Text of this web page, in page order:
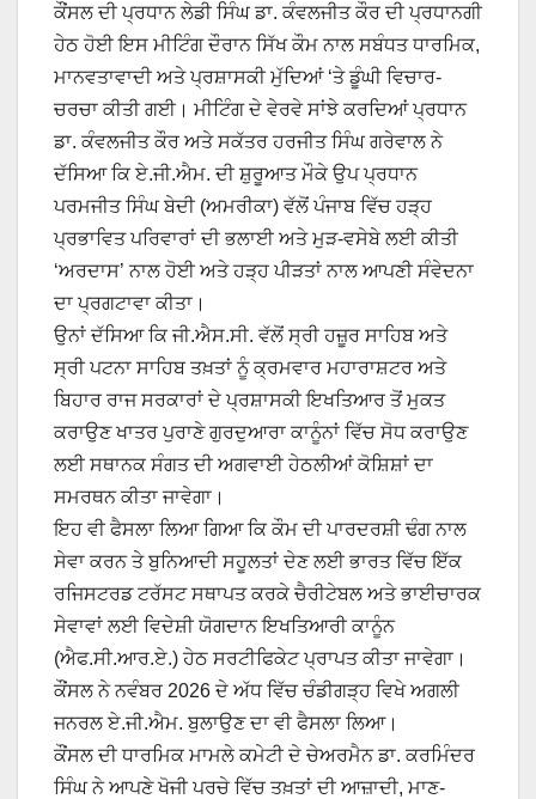
ਕੌਂਸਲ ਦੀ ਪ੍ਰਧਾਨ ਲੇਡੀ ਸਿੰਘ ਡਾ. ਕੰਵਲਜੀਤ ਕੌਰ ਦੀ ਪ੍ਰਧਾਨਗੀ
ਹੇਠ ਹੋਈ ਇਸ ਮੀਟਿੰਗ ਦੌਰਾਨ ਸਿੱਖ ਕੌਮ ਨਾਲ ਸਬੰਧਤ ਧਾਰਮਿਕ,
ਮਾਨਵਤਾਵਾਦੀ ਅਤੇ ਪ੍ਰਸ਼ਾਸਕੀ ਮੁੱਦਿਆਂ ‘ਤੇ ਡੂੰਘੀ ਵਿਚਾਰ-
ਚਰਚਾ ਕੀਤੀ ਗਈ। ਮੀਟਿੰਗ ਦੇ ਵੇਰਵੇ ਸਾਂਝੇ ਕਰਦਿਆਂ ਪ੍ਰਧਾਨ
ਡਾ. ਕੰਵਲਜੀਤ ਕੌਰ ਅਤੇ ਸਕੱਤਰ ਹਰਜੀਤ ਸਿੰਘ ਗਰੇਵਾਲ ਨੇ
ਦੱਸਿਆ ਕਿ ਏ.ਜੀ.ਐਮ. ਦੀ ਸ਼ੁਰੂਆਤ ਮੌਕੇ ਉਪ ਪ੍ਰਧਾਨ
ਪਰਮਜੀਤ ਸਿੰਘ ਬੇਦੀ (ਅਮਰੀਕਾ) ਵੱਲੋਂ ਪੰਜਾਬ ਵਿੱਚ ਹੜ੍ਹ
ਪ੍ਰਭਾਵਿਤ ਪਰਿਵਾਰਾਂ ਦੀ ਭਲਾਈ ਅਤੇ ਮੁੜ-ਵਸੇਬੇ ਲਈ ਕੀਤੀ
‘ਅਰਦਾਸ’ ਨਾਲ ਹੋਈ ਅਤੇ ਹੜ੍ਹ ਪੀੜਤਾਂ ਨਾਲ ਆਪਣੀ ਸੰਵੇਦਨਾ
ਦਾ ਪ੍ਰਗਟਾਵਾ ਕੀਤਾ।
ਉਨਾਂ ਦੱਸਿਆ ਕਿ ਜੀ.ਐਸ.ਸੀ. ਵੱਲੋਂ ਸ੍ਰੀ ਹਜ਼ੂਰ ਸਾਹਿਬ ਅਤੇ
ਸ੍ਰੀ ਪਟਨਾ ਸਾਹਿਬ ਤਖ਼ਤਾਂ ਨੂੰ ਕ੍ਰਮਵਾਰ ਮਹਾਰਾਸ਼ਟਰ ਅਤੇ
ਬਿਹਾਰ ਰਾਜ ਸਰਕਾਰਾਂ ਦੇ ਪ੍ਰਸ਼ਾਸਕੀ ਇਖਤਿਆਰ ਤੋਂ ਮੁਕਤ
ਕਰਾਉਣ ਖਾਤਰ ਪੁਰਾਣੇ ਗੁਰਦੁਆਰਾ ਕਾਨੂੰਨਾਂ ਵਿੱਚ ਸੋਧ ਕਰਾਉਣ
ਲਈ ਸਥਾਨਕ ਸੰਗਤ ਦੀ ਅਗਵਾਈ ਹੇਠਲੀਆਂ ਕੋਸ਼ਿਸ਼ਾਂ ਦਾ
ਸਮਰਥਨ ਕੀਤਾ ਜਾਵੇਗਾ।
ਇਹ ਵੀ ਫੈਸਲਾ ਲਿਆ ਗਿਆ ਕਿ ਕੌਮ ਦੀ ਪਾਰਦਰਸ਼ੀ ਢੰਗ ਨਾਲ
ਸੇਵਾ ਕਰਨ ਤੇ ਬੁਨਿਆਦੀ ਸਹੂਲਤਾਂ ਦੇਣ ਲਈ ਭਾਰਤ ਵਿੱਚ ਇੱਕ
ਰਜਿਸਟਰਡ ਟਰੱਸਟ ਸਥਾਪਤ ਕਰਕੇ ਚੈਰੀਟੇਬਲ ਅਤੇ ਭਾਈਚਾਰਕ
ਸੇਵਾਵਾਂ ਲਈ ਵਿਦੇਸ਼ੀ ਯੋਗਦਾਨ ਇਖਤਿਆਰੀ ਕਾਨੂੰਨ
(ਐਫ.ਸੀ.ਆਰ.ਏ.) ਹੇਠ ਸਰਟੀਫਿਕੇਟ ਪ੍ਰਾਪਤ ਕੀਤਾ ਜਾਵੇਗਾ।
ਕੌਂਸਲ ਨੇ ਨਵੰਬਰ 2026 ਦੇ ਅੱਧ ਵਿੱਚ ਚੰਡੀਗੜ੍ਹ ਵਿਖੇ ਅਗਲੀ
ਜਨਰਲ ਏ.ਜੀ.ਐਮ. ਬੁਲਾਉਣ ਦਾ ਵੀ ਫੈਸਲਾ ਲਿਆ।
ਕੌਂਸਲ ਦੀ ਧਾਰਮਿਕ ਮਾਮਲੇ ਕਮੇਟੀ ਦੇ ਚੇਅਰਮੈਨ ਡਾ. ਕਰਮਿੰਦਰ
ਸਿੰਘ ਨੇ ਆਪਣੇ ਖੋਜੀ ਪਰਚੇ ਵਿੱਚ ਤਖ਼ਤਾਂ ਦੀ ਆਜ਼ਾਦੀ, ਮਾਣ-